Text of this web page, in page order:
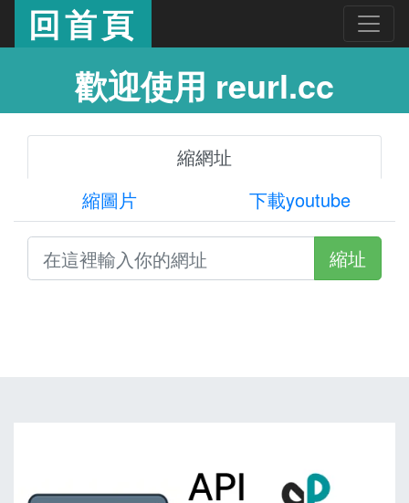
回首頁
歡迎使用 reurl.cc
縮網址
縮圖片
下載youtube
縮址